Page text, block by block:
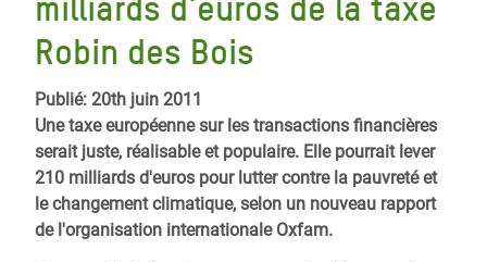
Robin des Bois
Publié: 20th juin 2011
Une taxe européenne sur les transactions financières
serait juste, réalisable et populaire. Elle pourrait lever
210 milliards d'euros pour lutter contre la pauvreté et
le changement climatique, selon un nouveau rapport
de l'organisation internationale Oxfam.